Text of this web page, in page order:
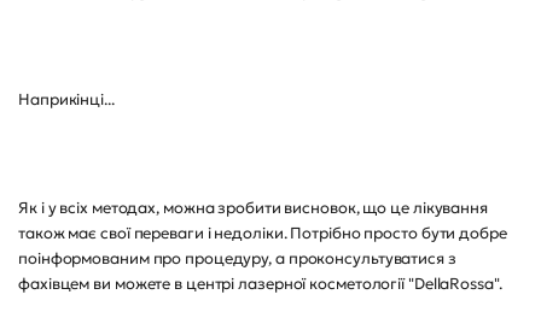
Наприкінці...
Як і у всіх методах, можна зробити висновок, що це лікування
також має свої переваги і недоліки. Потрібно просто бути добре
поінформованим про процедуру, а проконсультуватися з
фахівцем ви можете в центрі лазерної косметології "DellaRossa".